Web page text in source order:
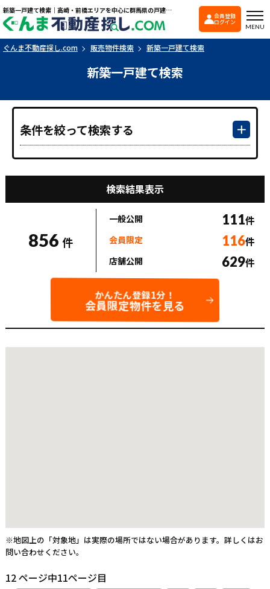
新築一戸建て検索｜高崎・前橋エリアを中心に群馬県の戸建て・マンションを探すなら「ぐんま不動産探し.com」
ぐんま不動産探し
会員登録
ログイン
MENU
ぐんま不動産探し.com 販売物件検索 新築一戸建て検索
新築一戸建て検索
条件を絞って検索する
検索結果表示
856 件
一般公開 111件
会員限定 116件
店舗公開 629件
かんたん登録1分！
会員限定物件を見る
※地図上の「対象地」は実際の場所ではない場合があります。詳しくはお
問い合わせください。
12 ページ中11ページ目